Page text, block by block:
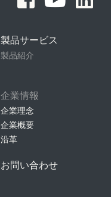
製品サービス
製品紹介
企業情報
企業理念
企業概要
沿革
お問い合わせ